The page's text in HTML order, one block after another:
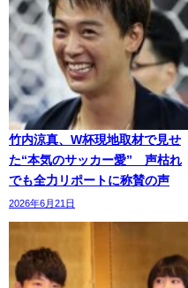
竹内涼真、W杯現地取材で見せ
た“本気のサッカー愛” 声枯れ
でも全力リポートに称賛の声
2026年6月21日